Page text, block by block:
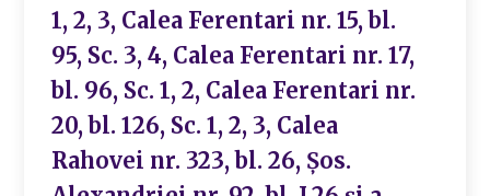
1, 2, 3, Calea Ferentari nr. 15, bl.
95, Sc. 3, 4, Calea Ferentari nr. 17,
bl. 96, Sc. 1, 2, Calea Ferentari nr.
20, bl. 126, Sc. 1, 2, 3, Calea
Rahovei nr. 323, bl. 26, Șos.